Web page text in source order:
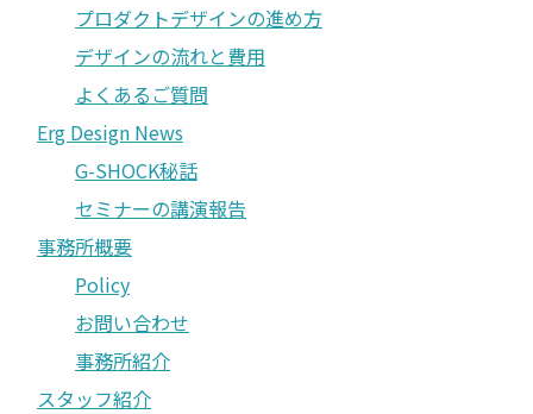
プロダクトデザインの進め方
デザインの流れと費用
よくあるご質問
Erg Design News
G-SHOCK秘話
セミナーの講演報告
事務所概要
Policy
お問い合わせ
事務所紹介
スタッフ紹介